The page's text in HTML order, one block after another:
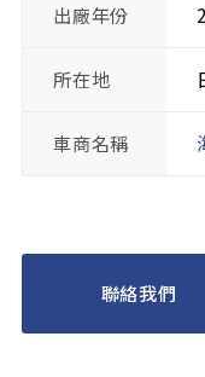
出廠年份
所在地
車商名稱
聯絡我們